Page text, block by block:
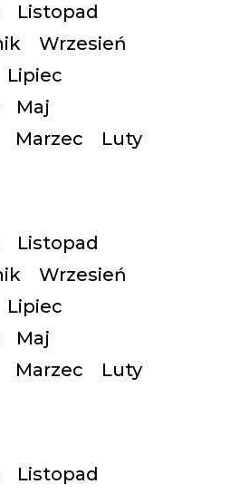
Listopad
Wrzesień
Lipiec
Maj
Marzec
Luty
Listopad
Wrzesień
Lipiec
Maj
Marzec
Luty
Listopad